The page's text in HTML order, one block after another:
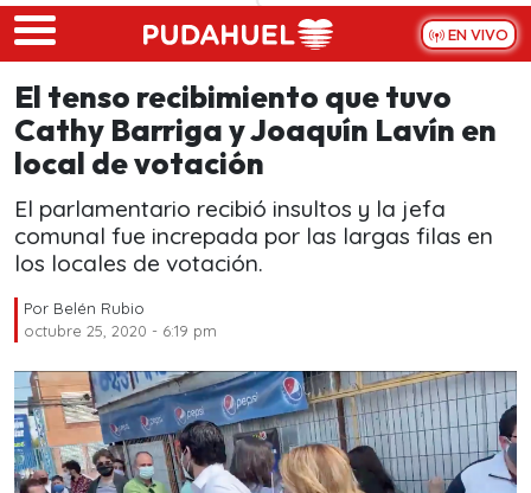
Skip to main content
EN VIVO
El tenso recibimiento que tuvo
Cathy Barriga y Joaquín Lavín en
local de votación
El parlamentario recibió insultos y la jefa
comunal fue increpada por las largas filas en
los locales de votación.
Por Belén Rubio
octubre 25, 2020 - 6:19 pm